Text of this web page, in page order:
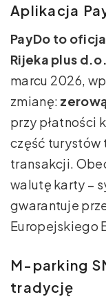
Aplikacja
PayDo to
Rijeka plus
marcu 2026,
zmianę:
przy płatności
część turystów
transakcji.
walutę karty –
gwarantuje
Europejskiego
M-parking
tradycję